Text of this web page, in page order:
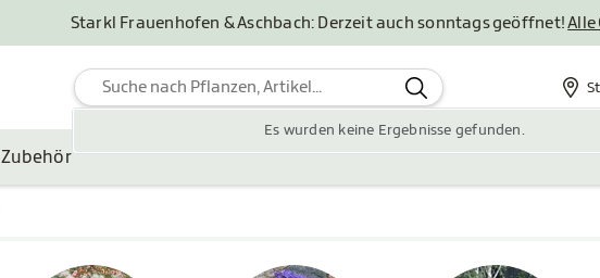
Starkl Frauenhofen & Aschbach: Derzeit auch sonntags geöffnet!Alle
Es wurden keine Ergebnisse gefunden.
Zubehör